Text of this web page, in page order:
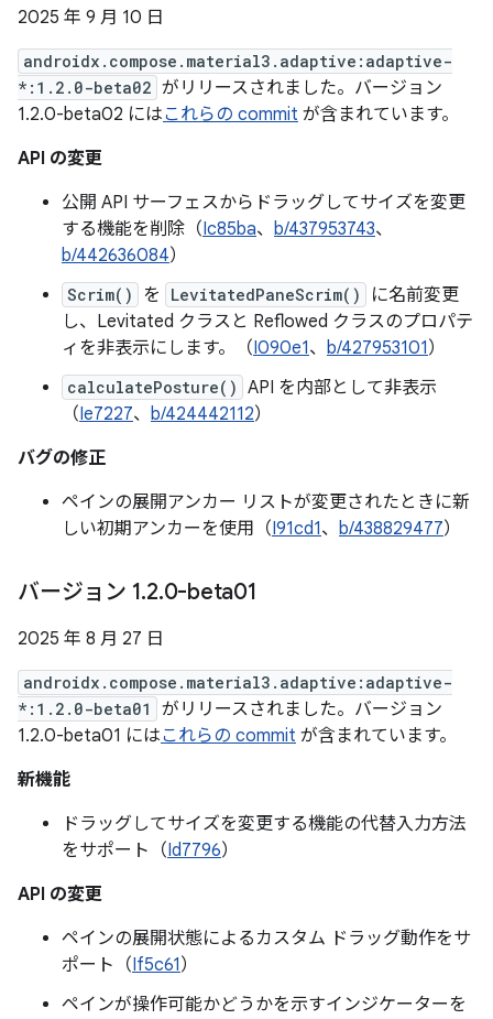
2025 年 9 月 10 日
androidx.compose.material3.adaptive:adaptive-
*:1.2.0-beta02 がリリースされました。バージョン
1.2.0-beta02 にはこれらの commit が含まれています。
API の変更
公開 API サーフェスからドラッグしてサイズを変更
する機能を削除（Ic85ba、 b/437953743、
b/442636084）
Scrim() を LevitatedPaneScrim()
に名前変更
し、Levitated クラスと Reflowed クラスのプロパテ
ィを非表示にします。（I090e1、 b/427953101）
calculatePosture() API を内部として非表示
（Ie7227、 b/424442112）
バグの修正
ペインの展開アンカー リストが変更されたときに新
しい初期アンカーを使用（I91cd1、 b/438829477）
バージョン 1.2.0-beta01
2025 年 8 月 27 日
androidx.compose.material3.adaptive:adaptive-
*:1.2.0-beta01
がリリースされました。バージョン
1.2.0-beta01 にはこれらの commit が含まれています。
新機能
ドラッグしてサイズを変更する機能の代替入力方法
をサポート（Id7796）
API の変更
ペインの展開状態によるカスタム ドラッグ動作をサ
ポート（If5c61）
ペインが操作可能かどうかを示すインジケーターを